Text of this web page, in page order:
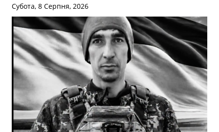
Субота, 8 Серпня, 2026